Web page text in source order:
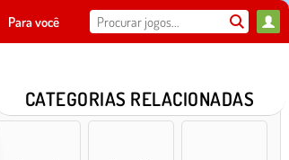
Para você
CATEGORIAS RELACIONADAS